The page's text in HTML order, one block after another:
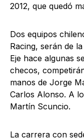
2012, que quedó
Dos equipos
Racing, serán de
Eje hace algunas
checos,
manos de Jorge
Carlos Alonso. A
Martín Scuncio.
La carrera con